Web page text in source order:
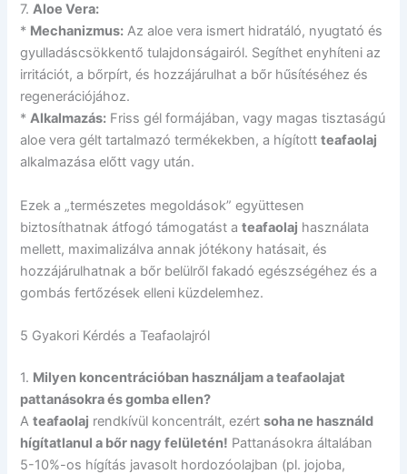
7.Aloe Vera:
* Mechanizmus: Az aloe vera ismert hidratáló, nyugtató és
gyulladáscsökkentő tulajdonságairól. Segíthet enyhíteni az
irritációt, a bőrpírt, és hozzájárulhat a bőr hűsítéséhez és
regenerációjához.
*Alkalmazás: Friss gél formájában, vagy magas tisztaságú
aloe vera gélt tartalmazó termékekben, a hígítottteafaolaj
alkalmazása előtt vagy után.
Ezek a „természetes megoldások” együttesen
biztosíthatnak átfogó támogatást ateafaolaj használata
mellett, maximalizálva annak jótékony hatásait, és
hozzájárulhatnak a bőr belülről fakadó egészségéhez és a
gombás fertőzések elleni küzdelemhez.
5 Gyakori Kérdés a Teafaolajról
1. Milyen koncentrációban használjam a teafaolajat
pattanásokra és gomba ellen?
Ateafaolaj rendkívül koncentrált, ezértsoha ne használd
hígítatlanul a bőr nagy felületén! Pattanásokra általában
5-10%-os hígítás javasolt hordozóolajban (pl. jojoba,